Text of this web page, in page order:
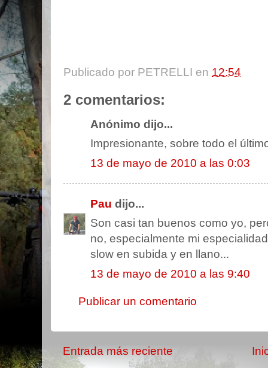
Publicado por PETRELLI en 12:54
2 comentarios:
Anónimo dijo...
Impresionante, sobre todo el
13 de mayo de 2010 a las 0:03
Pau dijo...
Son casi tan buenos como yo,
no, especialmente mi
slow en subida y en llano...
13 de mayo de 2010 a las 9:40
Publicar un comentario
Entrada más reciente